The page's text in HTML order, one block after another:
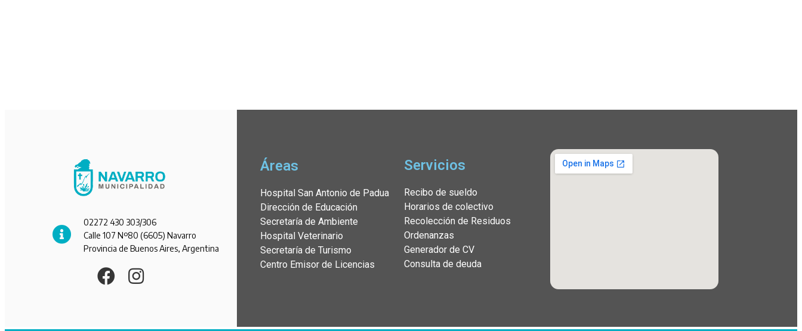
02272 430 303/306
Calle 107 Nº80 (6605) Navarro
Provincia de Buenos Aires, Argentina
Áreas
Hospital San Antonio de Padua
Dirección de Educación
Secretaría de Ambiente
Hospital Veterinario
Secretaría de Turismo
Centro Emisor de Licencias
Servicios
Recibo de sueldo
Horarios de colectivo
Recolección de Residuos
Ordenanzas
Generador de CV
Consulta de deuda